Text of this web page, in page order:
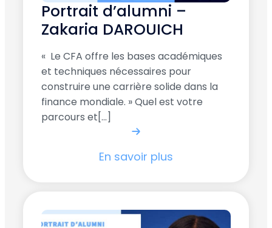
Portrait d’alumni –
Zakaria DAROUICH
« Le CFA offre les bases académiques
et techniques nécessaires pour
construire une carrière solide dans la
finance mondiale. » Quel est votre
parcours et[...]
En savoir plus